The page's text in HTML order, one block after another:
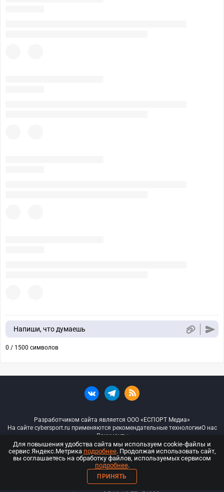
Напиши, что думаешь
0 / 1500 символов
Разработчиком сайта является ООО «ЕСПОРТ Медиа»
На сайте cybersport.ru применяются рекомендательные технологииО нас
Документы
© ООО «Киберспорт.ру» — Все права защищены
18+
ООО «Киберспорт.ру». Свидетельство о регистрации средств массовой
Для повышения удобства сайта мы используем cookie-файлы и
сервис Яндекс.Метрика подробнее. Продолжая использовать сайт,
вы соглашаетесь на обработку файлов, используемых сервисом
подробнее.
ПРИНЯТЬ